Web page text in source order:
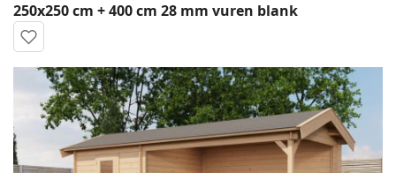
250x250 cm + 400 cm 28 mm vuren blank